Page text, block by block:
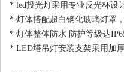
* led投光灯采用专业反光杯设计
* 灯体搭配超白钢化玻璃灯罩
* 灯体整体防水 防护等级达IP65以
* LED塔吊灯安装支架采用加厚加